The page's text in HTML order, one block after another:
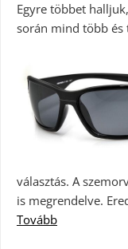
Egyre többet
során mind több és
választás. A
is megrendelve.
Tovább